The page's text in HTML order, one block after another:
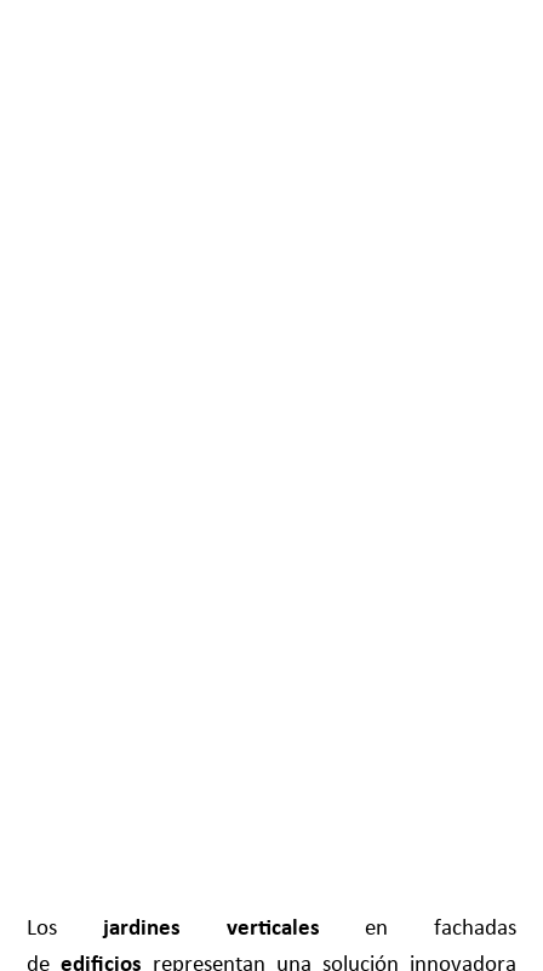
Los jardines verticales en fachadas
deedificios representan una solución innovadora